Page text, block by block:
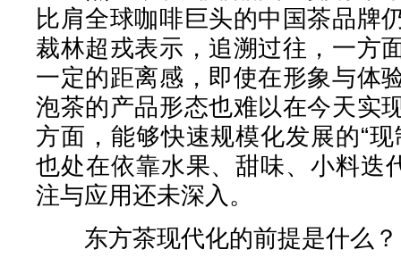
比肩全球咖啡巨头的中国茶品牌
裁林超戎表示，追溯过往，一方
一定的距离感，即使在形象与体
泡茶的产品形态也难以在今天实
方面，能够快速规模化发展的“
也处在依靠水果、甜味、小料迭
注与应用还未深入。
东方茶现代化的前提是什么？